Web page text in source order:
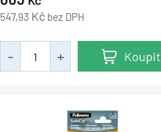
547,93 Kč bez DPH
Koupit